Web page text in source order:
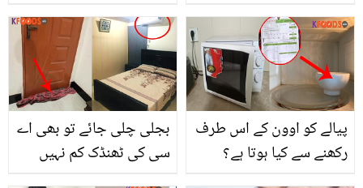
والے دلہا دلہن کی دلچسپ
تصاویر
نے کیا کیا؟ ویڈیو وائرل
بجلی چلی جائے تو بھی اے
سی کی ٹھنڈک کم نہیں
پیالے کو اوون کے اس طرف
رکھنے سے کیا ہوتا ہے؟